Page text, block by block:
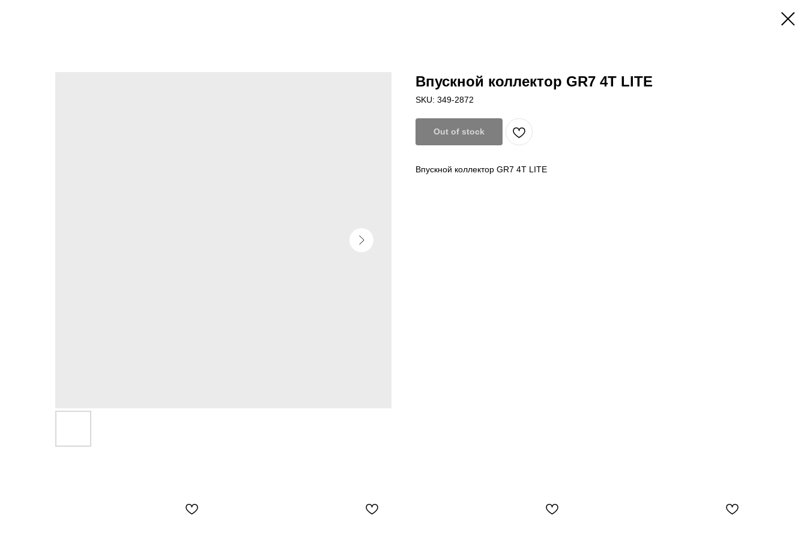
Впускной коллектор GR7 4T LITE
SKU: 349-2872
Out of stock
Впускной коллектор GR7 4T LITE